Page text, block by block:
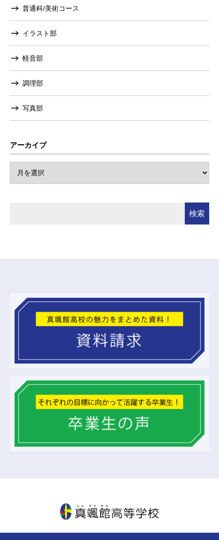
普通科/美術コース
イラスト部
軽音部
調理部
写真部
アーカイブ